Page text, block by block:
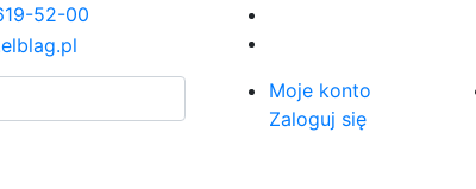
52-00
Moje konto
Zaloguj się